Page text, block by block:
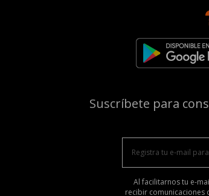
Suscríbete para
Al facilitarnos tu e-
recibir comunicaciones